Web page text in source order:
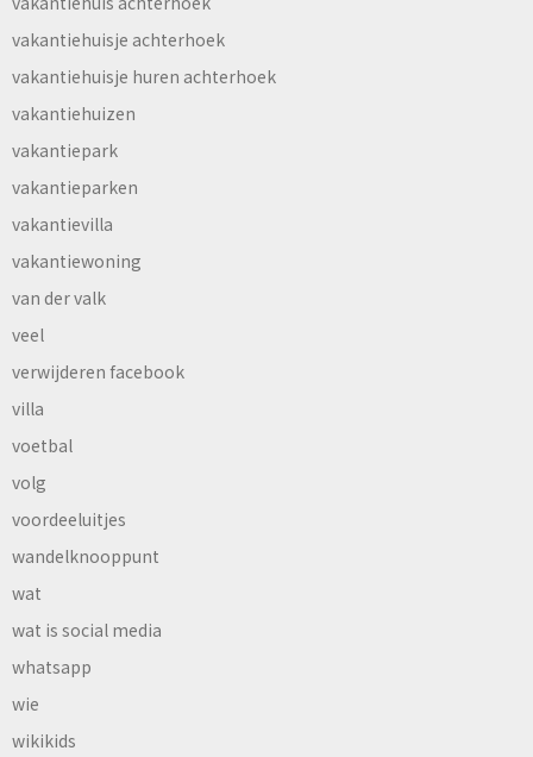
vakantiehuisje achterhoek
vakantiehuisje huren achterhoek
vakantiehuizen
vakantiepark
vakantieparken
vakantievilla
vakantiewoning
van der valk
veel
verwijderen facebook
villa
voetbal
volg
voordeeluitjes
wandelknooppunt
wat
wat is social media
whatsapp
wie
wikikids